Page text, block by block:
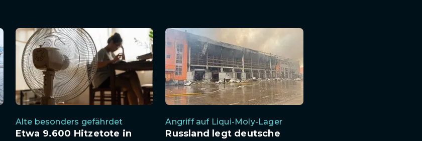
Alte besonders gefährdet
Etwa 9.600 Hitzetote in
Angriff auf Liqui-Moly-Lager
Russland legt deutsche